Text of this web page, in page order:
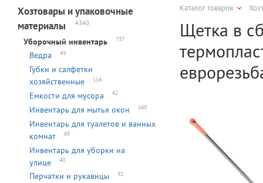
Хозтовары и упаковочные
материалы
4340
Уборочный инвентарь 737
Ведра 49
Губки и салфетки
хозяйственные
114
Емкости для мусора 42
Инвентарь для мытья окон 160
Инвентарь для туалетов и ванных
комнат
60
Инвентарь для уборки на
улице
40
Перчатки и рукавицы 92
Каталог товаров
Щетка в